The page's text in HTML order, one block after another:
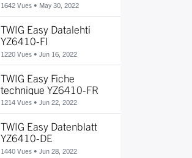
1642 Vues • May 30, 2022
TWIG Easy Datalehti
YZ6410-FI
1220 Vues • Jun 16, 2022
TWIG Easy Fiche
technique YZ6410-FR
1214 Vues • Jun 22, 2022
TWIG Easy Datenblatt
YZ6410-DE
1440 Vues • Jun 28, 2022